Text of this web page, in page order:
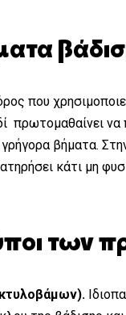
που
πρωτομαθαίνει
γρήγορα βήματα.
κάτι μη
των